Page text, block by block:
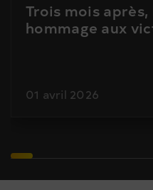
Trois mois après,
hommage aux
01 avril 2026